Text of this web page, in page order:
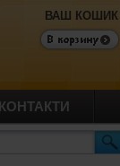
ВАШ КОШИК
КОНТАКТИ